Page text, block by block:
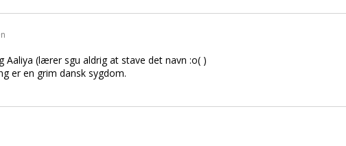
Aaliya (lærer sgu aldrig at stave det navn :o( )
er en grim dansk sygdom.